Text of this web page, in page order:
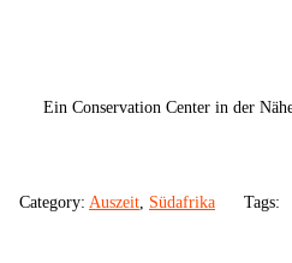
Ein Conservation Center in der
Category: Auszeit, Südafrika Tags: